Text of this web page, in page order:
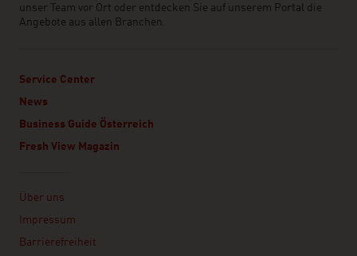
unser Team vor Ort oder entdecken Sie auf unserem Portal die
Angebote aus allen Branchen.
Service Center
News
Business Guide Österreich
Fresh View Magazin
Über uns
Impressum
Barrierefreiheit